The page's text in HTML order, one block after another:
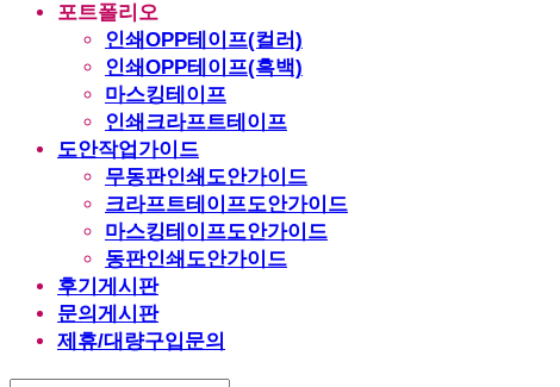
포트폴리오
인쇄OPP테이프(컬러)
인쇄OPP테이프(흑백)
마스킹테이프
인쇄크라프트테이프
도안작업가이드
무동판인쇄도안가이드
크라프트테이프도안가이드
마스킹테이프도안가이드
동판인쇄도안가이드
후기게시판
문의게시판
제휴/대량구입문의